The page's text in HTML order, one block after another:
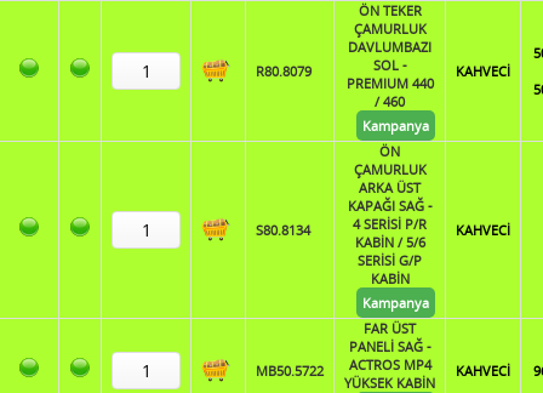
R80.8079
ÖN TEKER
ÇAMURLUK
DAVLUMBAZI
SOL -
PREMIUM 440
/ 460
Kampanya
KAHVECİ
S80.8134
ÖN
ÇAMURLUK
ARKA ÜST
KAPAĞI SAĞ -
4 SERİSİ P/R
KABİN / 5/6
SERİSİ G/P
KABİN
Kampanya
KAHVECİ
MB50.5722
FAR ÜST
PANELİ SAĞ -
ACTROS MP4
YÜKSEK KABİN
KAHVECİ